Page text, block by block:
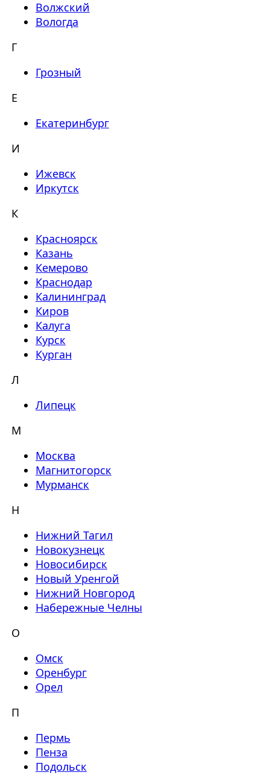
Волжский
Вологда
Г
Грозный
Е
Екатеринбург
И
Ижевск
Иркутск
К
Красноярск
Казань
Кемерово
Краснодар
Калининград
Киров
Калуга
Курск
Курган
Л
Липецк
М
Москва
Магнитогорск
Мурманск
Н
Нижний Тагил
Новокузнецк
Новосибирск
Новый Уренгой
Нижний Новгород
Набережные Челны
О
Омск
Оренбург
Орел
П
Пермь
Пенза
Подольск